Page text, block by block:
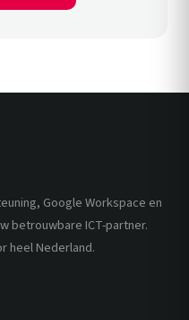
Google Workspace en
betrouwbare ICT-partner.
heel Nederland.